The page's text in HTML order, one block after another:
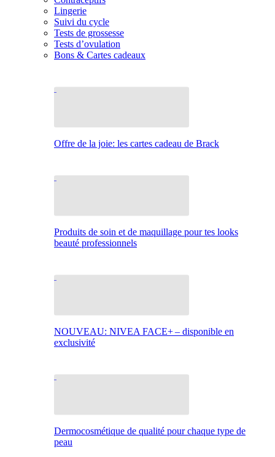
Lingerie
Suivi du cycle
Tests de grossesse
Tests d’ovulation
Bons & Cartes cadeaux
Offre de la joie: les cartes cadeau de Brack
Produits de soin et de maquillage pour tes looks
beauté professionnels
NOUVEAU: NIVEA FACE+ – disponible en
exclusivité
Dermocosmétique de qualité pour chaque type de
peau